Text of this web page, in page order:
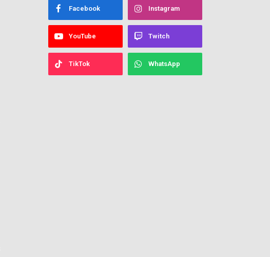
Facebook Instagram
YouTube Twitch
TikTok WhatsApp